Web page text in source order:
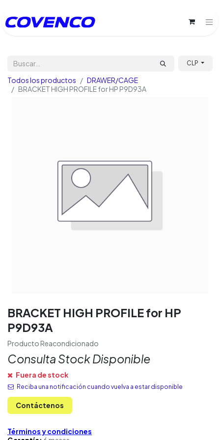
CLP
Todos los productos
DRAWER/CAGE
BRACKET HIGH PROFILE for HP P9D93A
BRACKET HIGH PROFILE for HP
P9D93A
Producto Reacondicionado
Consulta Stock Disponible
Fuera de stock
Reciba una notificación cuando vuelva a estar disponible
Contáctenos
Términos y condiciones